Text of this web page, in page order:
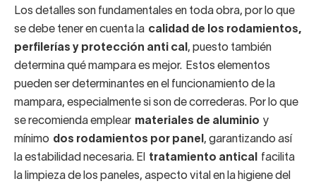
Los detalles son fundamentales en toda obra, por lo que
se debe tener en cuenta la calidad de los rodamientos,
perfilerías y protección anti cal , puesto también
determina qué mampara es mejor. Estos elementos
pueden ser determinantes en el funcionamiento de la
mampara, especialmente si son de correderas. Por lo que
se recomienda emplear materiales de aluminio y
mínimo dos rodamientos por panel , garantizando así
la estabilidad necesaria. El tratamiento antical
facilita
la limpieza de los paneles, aspecto vital en la higiene del